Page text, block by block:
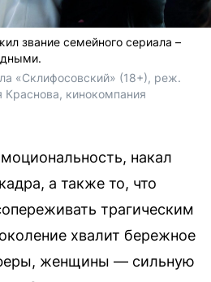
звание семейного сериала –
«Склифосовский» (18+), реж.
Краснова, кинокомпания
накал
а также то, что
трагическим
хвалит бережное
женщины — сильную